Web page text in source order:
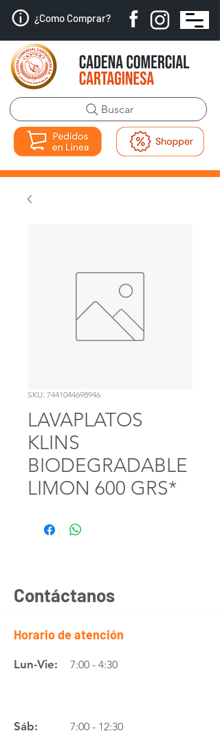
¿Como Comprar?
Buscar
SKU: 7441044698946
LAVAPLATOS
KLINS
BIODEGRADABLE
LIMON 600 GRS*
Contáctanos
Horario de atención
Lun-Vie: 7:00 - 4:30
Sáb: 7:00 - 12:30